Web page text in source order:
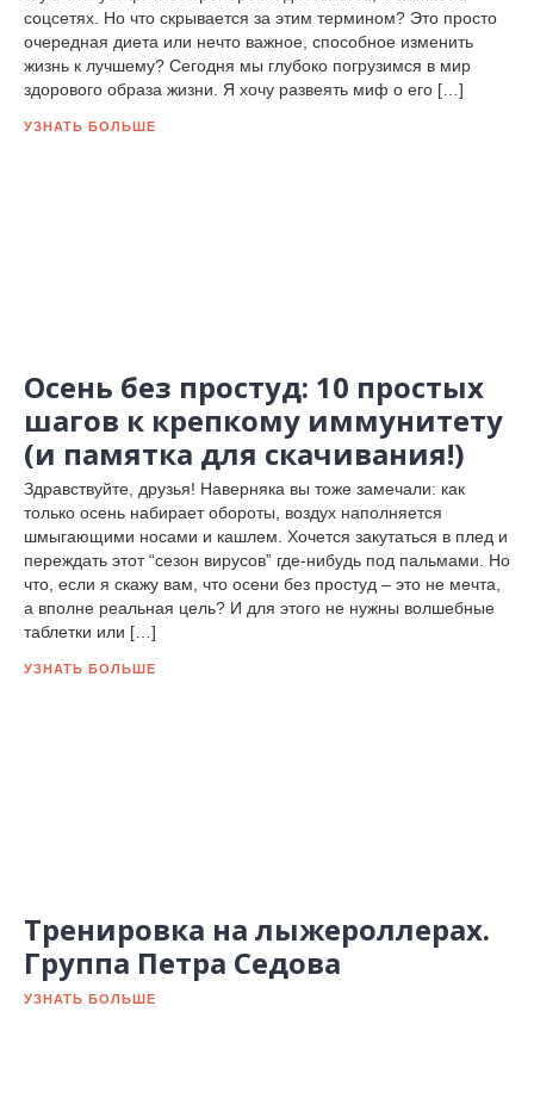
соцсетях. Но что скрывается за этим термином? Это просто
очередная диета или нечто важное, способное изменить
жизнь к лучшему? Сегодня мы глубоко погрузимся в мир
здорового образа жизни. Я хочу развеять миф о его […]
УЗНАТЬ БОЛЬШЕ
Осень без простуд: 10 простых
шагов к крепкому иммунитету
(и памятка для скачивания!)
Здравствуйте, друзья! Наверняка вы тоже замечали: как
только осень набирает обороты, воздух наполняется
шмыгающими носами и кашлем. Хочется закутаться в плед и
переждать этот “сезон вирусов” где-нибудь под пальмами. Но
что, если я скажу вам, что осени без простуд – это не мечта,
а вполне реальная цель? И для этого не нужны волшебные
таблетки или […]
УЗНАТЬ БОЛЬШЕ
Тренировка на лыжероллерах.
Группа Петра Седова
УЗНАТЬ БОЛЬШЕ